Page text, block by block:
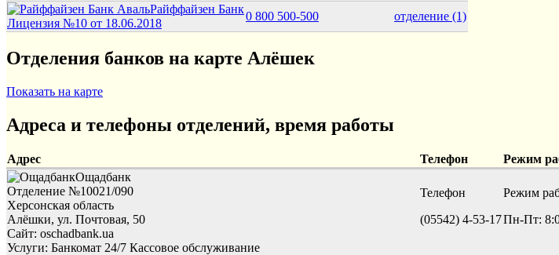
Райффайзен Банк
Лицензия №10 от 18.06.2018
0 800 500-500 отделение (1)
Отделения банков на карте Алёшек
Показать на карте
Адреса и телефоны отделений, время работы
Адрес Телефон
Режим
Ощадбанк
Отделение №10021/090
Херсонская область
Алёшки, ул. Почтовая, 50
Сайт: oschadbank.ua
Услуги: Банкомат 24/7 Кассовое обслуживание
Телефон
(05542) 4-53-17
Режим
Пн-Пт: